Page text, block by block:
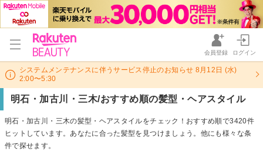
会員登録 ログイン
システムメンテナンスに伴うサービス停止のお知らせ 8月12日 (水)
2:00〜5:30
明石・加古川・三木/おすすめ順の髪型・ヘアスタイル
明石・加古川・三木の髪型・ヘアスタイルをチェック！おすすめ順で3420件
ヒットしています。あなたに合った髪型を見つけましょう。他にも様々な条
件で探せます。